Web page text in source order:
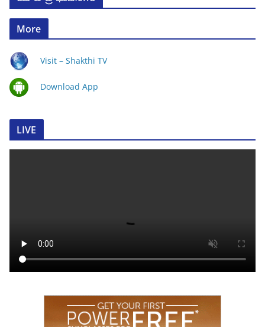
More
Visit – Shakthi TV
Download App
LIVE